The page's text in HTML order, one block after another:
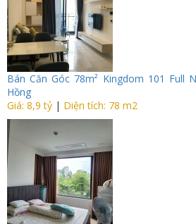
Bán Căn Góc 78m² Kingdom 101 Full
Hồng
Giá: 8,9 tỷ | Diện tích: 78 m2